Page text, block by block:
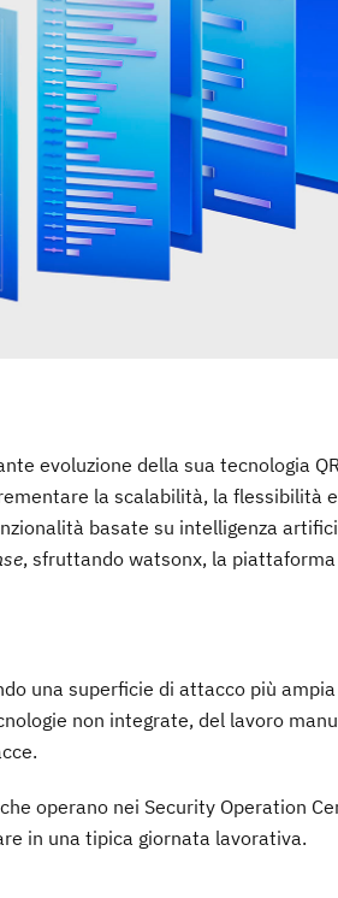
evoluzione della sua tecnologia
la scalabilità, la flessibilità
basate su intelligenza
, sfruttando watsonx, la
una superficie di attacco più
non integrate, del lavoro
operano nei Security Operation
in una tipica giornata lavorativa.